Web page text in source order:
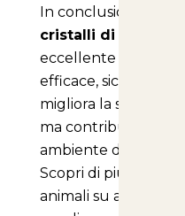
In conclusione, la
cristalli di silicio
eccellente per chi
efficace, sicuro e
migliora la salute e
ma contribuisce
ambiente
Scopri di più su
animali su